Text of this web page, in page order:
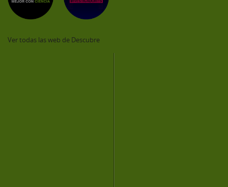
Ver todas las web de Descubre